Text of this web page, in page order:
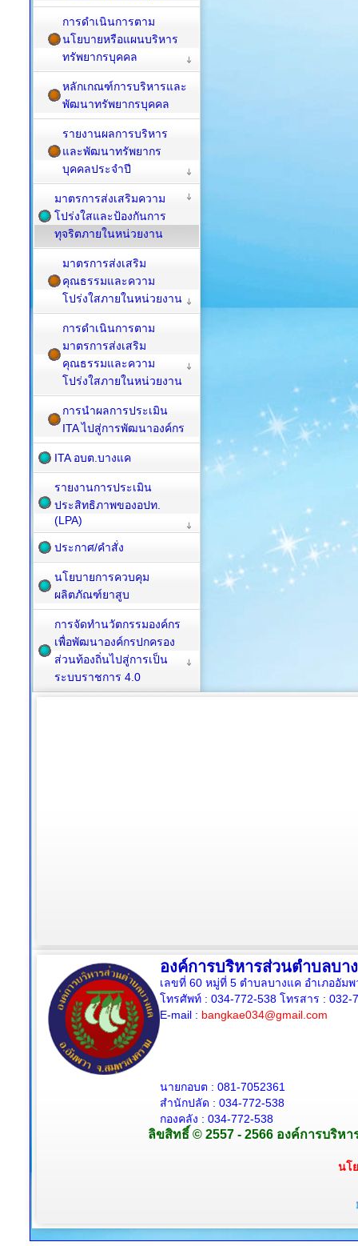
การดำเนินการตาม
นโยบายหรือแผนบริหาร
ทรัพยากรบุคคล
หลักเกณฑ์การบริหารและ
พัฒนาทรัพยากรบุคคล
รายงานผลการบริหาร
และพัฒนาทรัพยากร
บุคคลประจำปี
มาตรการส่งเสริมความ
โปร่งใสและป้องกันการ
ทุจริตภายในหน่วยงาน
มาตรการส่งเสริม
คุณธรรมและความ
โปร่งใสภายในหน่วยงาน
การดำเนินการตาม
มาตรการส่งเสริม
คุณธรรมและความ
โปร่งใสภายในหน่วยงาน
การนำผลการประเมิน
ITA ไปสู่การพัฒนาองค์กร
ITA อบต.บางแค
รายงานการประเมิน
ประสิทธิภาพของอปท.
(LPA)
ประกาศ/คำสั่ง
นโยบายการควบคุม
ผลิตภัณฑ์ยาสูบ
การจัดทำนวัตกรรมองค์กร
เพื่อพัฒนาองค์กรปกครอง
ส่วนท้องถิ่นไปสู่การเป็น
ระบบราชการ 4.0
องค์การบริหารส่วนตำบลบา
เลขที่ 60 หมู่ที่ 5 ตำบลบางแค อำเภออัม
โทรศัพท์ : 034-772-538 โทรสาร : 032-
E-mail : bangkae034@gmail.com
นายกอบต : 081-7052361
สำนักปลัด : 034-772-538
กองคลัง : 034-772-538
ลิขสิทธิ์ © 2557 - 2566 องค์การบริห
นโ